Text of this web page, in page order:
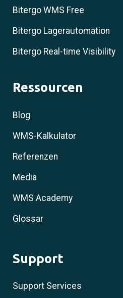
Bitergo WMS Free
Bitergo Lagerautomation
Bitergo Real-time Visibility
Ressourcen
Blog
WMS-Kalkulator
Referenzen
Media
WMS Academy
Glossar
Support
Support Services